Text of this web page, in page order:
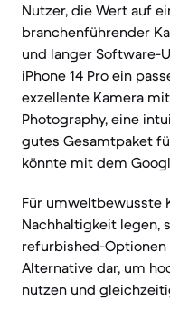
Nutzer, die Wert auf
branchenführender
und langer Software-
iPhone 14 Pro ein
exzellente Kamera
Photography, eine
gutes Gesamtpaket
könnte mit dem
Für umweltbewusste
Nachhaltigkeit legen,
refurbished-
Alternative dar, um
nutzen und